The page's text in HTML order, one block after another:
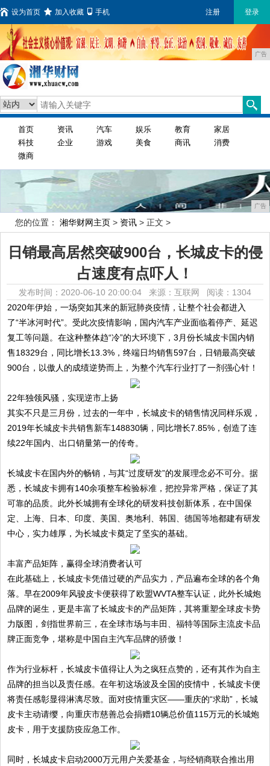
设为首页 加入收藏 手机 注册 登录
广告
首页 资讯 汽车 娱乐 教育
家居
科技
企业 游戏 美食 商讯
消费
微商
广告
您的位置： 湘华财网主页 > 资讯 > 正文 >
日销最高居然突破900台，长城皮卡的侵
占速度有点吓人！
发布时间：2020-06-10 20:00:04 来源：互联网 阅读：1304
2020年伊始，一场突如其来的新冠肺炎疫情，让整个社会都进入
了“半冰河时代”。受此次疫情影响，国内汽车产业面临着停产、延迟
复工等问题。在这种整体趋“冷”的大环境下，3月份长城皮卡国内销
售18329台，同比增长13.3%，终端日均销售597台，日销最高突破
900台，以傲人的成绩逆势而上，为整个汽车行业打了一剂强心针！
22年独领风骚，实现逆市上扬
其实不只是三月份，过去的一年中，长城皮卡的销售情况同样乐观，
2019年长城皮卡共销售新车148830辆，同比增长7.85%，创造了连
续22年国内、出口销量第一的传奇。
长城皮卡在国内外的畅销，与其“过度研发”的发展理念必不可分。据
悉，长城皮卡拥有140余项整车检验标准，把控异常严格，保证了其
可靠的品质。此外长城拥有全球化的研发科技创新体系，在中国保
定、上海、日本、印度、美国、奥地利、韩国、德国等地都建有研发
中心，实力雄厚，为长城皮卡奠定了坚实的基础。
丰富产品矩阵，赢得全球消费者认可
在此基础上，长城皮卡凭借过硬的产品实力，产品遍布全球的各个角
落。早在2009年风骏皮卡便获得了欧盟WVTA整车认证，此外长城炮
品牌的诞生，更是丰富了长城皮卡的产品矩阵，其将重塑全球皮卡势
力版图，剑指世界前三，在全球市场与丰田、福特等国际主流皮卡品
牌正面竞争，堪称是中国自主汽车品牌的骄傲！
作为行业标杆，长城皮卡值得让人为之疯狂点赞的，还有其作为自主
品牌的担当以及责任感。在年初这场波及全国的疫情中，长城皮卡便
将责任感彰显得淋漓尽致。面对疫情重灾区——重庆的“求助”，长城
皮卡主动请缨，向重庆市慈善总会捐赠10辆总价值115万元的长城炮
皮卡，用于支援防疫应急工作。
同时，长城皮卡启动2000万元用户关爱基金，与经销商联合推出用